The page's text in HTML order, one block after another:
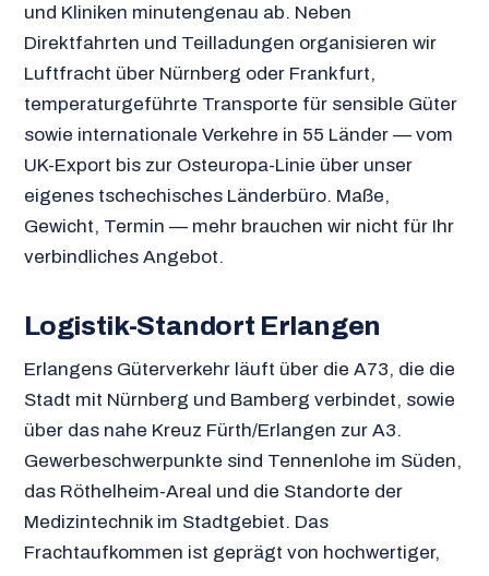
und Kliniken minutengenau ab. Neben
Direktfahrten und Teilladungen organisieren wir
Luftfracht über Nürnberg oder Frankfurt,
temperaturgeführte Transporte für sensible Güter
sowie internationale Verkehre in 55 Länder — vom
UK-Export bis zur Osteuropa-Linie über unser
eigenes tschechisches Länderbüro. Maße,
Gewicht, Termin — mehr brauchen wir nicht für Ihr
verbindliches Angebot.
Logistik-Standort Erlangen
Erlangens Güterverkehr läuft über die A73, die die
Stadt mit Nürnberg und Bamberg verbindet, sowie
über das nahe Kreuz Fürth/Erlangen zur A3.
Gewerbeschwerpunkte sind Tennenlohe im Süden,
das Röthelheim-Areal und die Standorte der
Medizintechnik im Stadtgebiet. Das
Frachtaufkommen ist geprägt von hochwertiger,